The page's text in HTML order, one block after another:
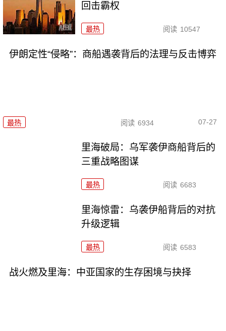
回击霸权
最热 阅读 10547
伊朗定性“侵略”：商船遇袭背后的法理与反击博弈
最热 阅读 6934 07-27
里海破局：乌军袭伊商船背后的
三重战略图谋
最热 阅读 6683
里海惊雷：乌袭伊船背后的对抗
升级逻辑
最热 阅读 6583
战火燃及里海：中亚国家的生存困境与抉择